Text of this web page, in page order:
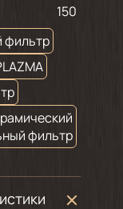
150
фильтр
фильтр